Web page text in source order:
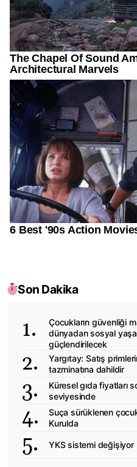
Son Dakika
Çocukların güvenliği
dünyadan sosyal
güçlendirilecek
Yargıtay: Satış
tazminatına dahildir
Küresel gıda fiyatları
seviyesinde
Suça sürüklenen
Kurulda
YKS sistemi değişiyor